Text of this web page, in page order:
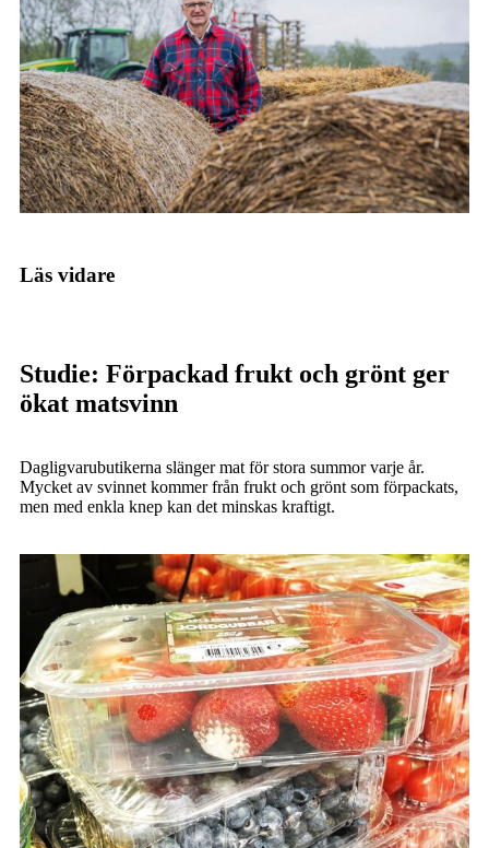
Läs vidare
Studie: Förpackad frukt och grönt ger
ökat matsvinn
Dagligvarubutikerna slänger mat för stora summor varje år.
Mycket av svinnet kommer från frukt och grönt som förpackats,
men med enkla knep kan det minskas kraftigt.